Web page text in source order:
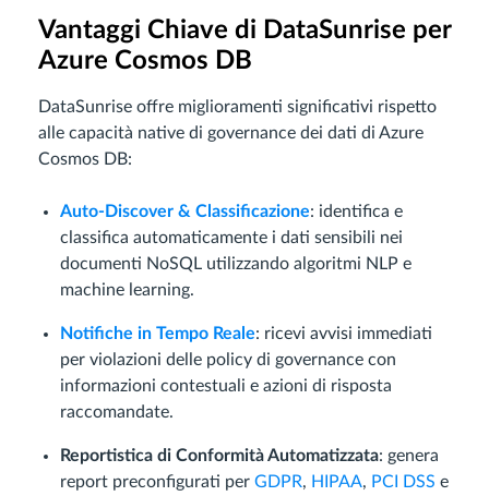
Vantaggi Chiave di DataSunrise per
Azure Cosmos DB
DataSunrise offre miglioramenti significativi rispetto
alle capacità native di governance dei dati di Azure
Cosmos DB:
Auto-Discover & Classificazione: identifica e
classifica automaticamente i dati sensibili nei
documenti NoSQL utilizzando algoritmi NLP e
machine learning.
Notifiche in Tempo Reale: ricevi avvisi immediati
per violazioni delle policy di governance con
informazioni contestuali e azioni di risposta
raccomandate.
Reportistica di Conformità Automatizzata: genera
report preconfigurati per GDPR, HIPAA, PCI DSS e